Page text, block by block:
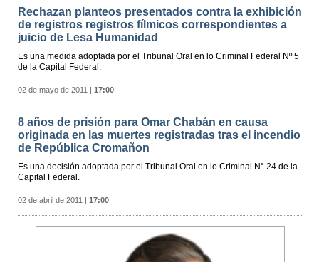
Rechazan planteos presentados contra la exhibición
de registros registros fílmicos correspondientes a
juicio de Lesa Humanidad
Es una medida adoptada por el Tribunal Oral en lo Criminal Federal Nº 5
de la Capital Federal.
02 de mayo de 2011 | 17:00
8 años de prisión para Omar Chabán en causa
originada en las muertes registradas tras el incendio
de República Cromañon
Es una decisión adoptada por el Tribunal Oral en lo Criminal N° 24 de la
Capital Federal.
02 de abril de 2011 | 17:00